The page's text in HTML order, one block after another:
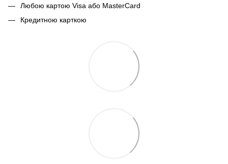
Любою картою Visa або MasterCard
Кредитною карткою